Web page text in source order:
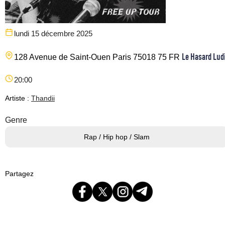
lundi 15 décembre 2025
128 Avenue de Saint-Ouen Paris 75018 75 FR Le Hasard
20:00
Artiste : Thandii
Genre
Rap / Hip hop / Slam
Partagez